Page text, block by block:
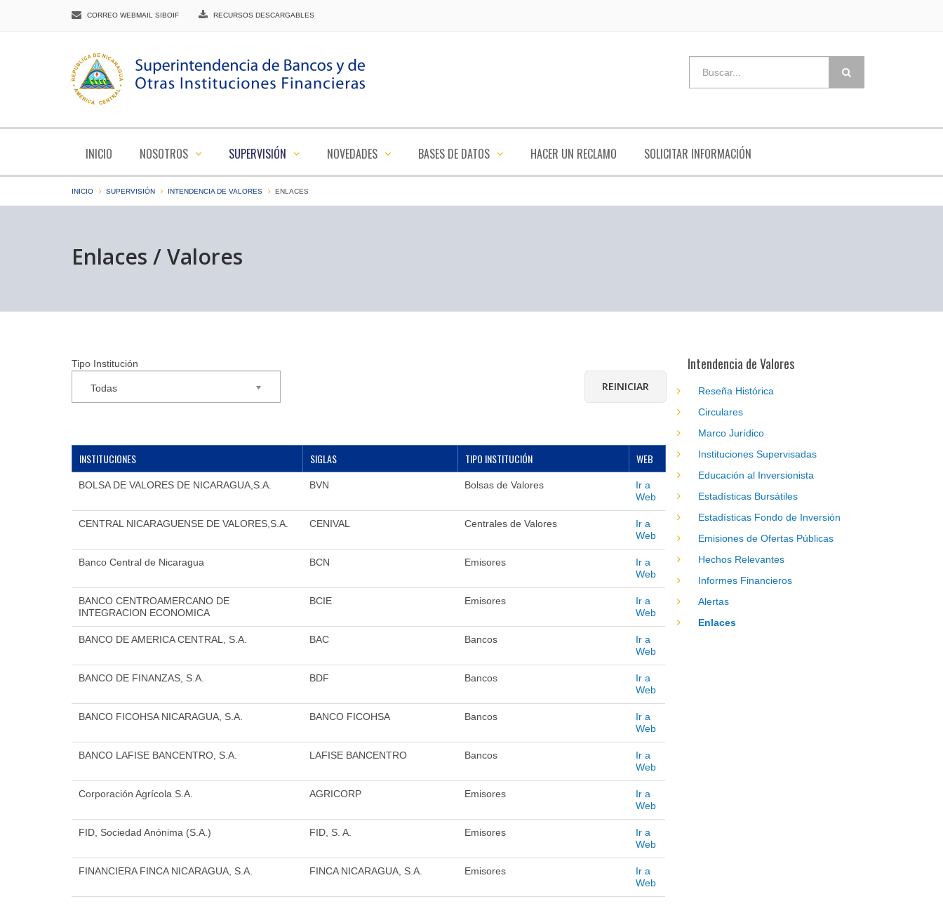
CORREO WEBMAIL SIBOIF RECURSOS DESCARGABLES
INICIO NOSOTROS SUPERVISIÓN NOVEDADES BASES DE DATOS HACER UN RECLAMO SOLICITAR INFORMACIÓN
INICIO SUPERVISIÓN INTENDENCIA DE VALORES ENLACES
Enlaces / Valores
Tipo Institución
Todas
INSTITUCIONES SIGLAS TIPO INSTITUCIÓN WEB
BOLSA DE VALORES DE NICARAGUA,S.A. BVN Bolsas de Valores
Ir a
Web
CENTRAL NICARAGUENSE DE VALORES,S.A. CENIVAL Centrales de Valores
Ir a
Web
Banco Central de Nicaragua BCN Emisores
Ir a
Web
BANCO CENTROAMERCANO DE
INTEGRACION ECONOMICA
BCIE Emisores
Ir a
Web
BANCO DE AMERICA CENTRAL, S.A. BAC Bancos
Ir a
Web
BANCO DE FINANZAS, S.A. BDF Bancos
Ir a
Web
BANCO FICOHSA NICARAGUA, S.A. BANCO FICOHSA Bancos
Ir a
Web
BANCO LAFISE BANCENTRO, S.A. LAFISE BANCENTRO Bancos
Ir a
Web
Corporación Agrícola S.A. AGRICORP Emisores
Ir a
Web
FID, Sociedad Anónima (S.A.) FID, S. A. Emisores
Ir a
Web
FINANCIERA FINCA NICARAGUA, S.A. FINCA NICARAGUA, S.A. Emisores
Ir a
Web
Intendencia de Valores
Reseña Histórica
Circulares
Marco Jurídico
Instituciones Supervisadas
Educación al Inversionista
Estadísticas Bursátiles
Estadísticas Fondo de Inversión
Emisiones de Ofertas Públicas
Hechos Relevantes
Informes Financieros
Alertas
Enlaces